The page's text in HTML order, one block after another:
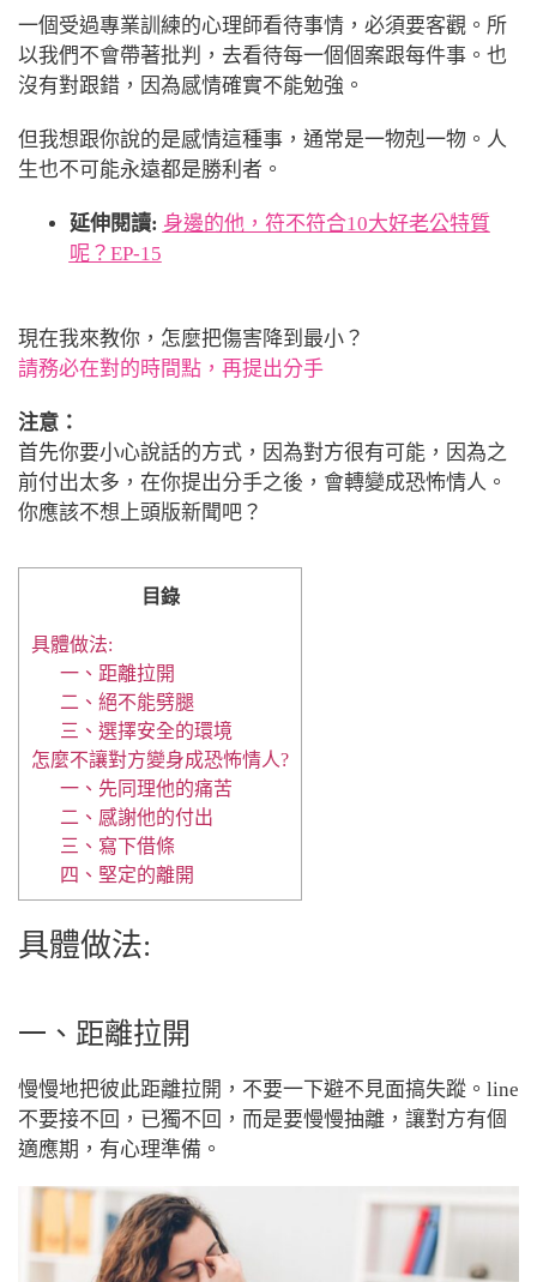
一個受過專業訓練的心理師看待事情，必須要客觀。所
以我們不會帶著批判，去看待每一個個案跟每件事。也
沒有對跟錯，因為感情確實不能勉強。
但我想跟你說的是感情這種事，通常是一物剋一物。人
生也不可能永遠都是勝利者。
延伸閱讀: 身邊的他，符不符合10大好老公特質
呢？EP-15
現在我來教你，怎麼把傷害降到最小？
請務必在對的時間點，再提出分手
注意：
首先你要小心說話的方式，因為對方很有可能，因為之
前付出太多，在你提出分手之後，會轉變成恐怖情人。
你應該不想上頭版新聞吧？
目錄
具體做法:
一、距離拉開
二、絕不能劈腿
三、選擇安全的環境
怎麼不讓對方變身成恐怖情人?
一、先同理他的痛苦
二、感謝他的付出
三、寫下借條
四、堅定的離開
具體做法:
一、距離拉開
慢慢地把彼此距離拉開，不要一下避不見面搞失蹤。line
不要接不回，已獨不回，而是要慢慢抽離，讓對方有個
適應期，有心理準備。